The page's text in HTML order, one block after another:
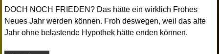
DOCH NOCH FRIEDEN? Das hätte ein wirklich Frohes
Neues Jahr werden können. Froh deswegen, weil das alte
Jahr ohne belastende Hypothek hätte enden können.